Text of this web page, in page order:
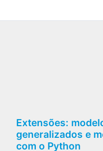
Extensões:
generalizados e
com o Python